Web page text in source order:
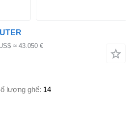
≈ 43.050 €
lượng ghế 14